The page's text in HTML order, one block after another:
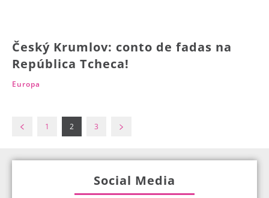
Český Krumlov: conto de fadas na
República Tcheca!
Europa
1 2 3
Social Media